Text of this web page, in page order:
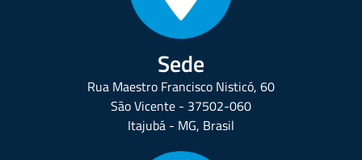
Sede
Rua Maestro Francisco Nisticó, 60
São Vicente - 37502-060
Itajubá - MG, Brasil